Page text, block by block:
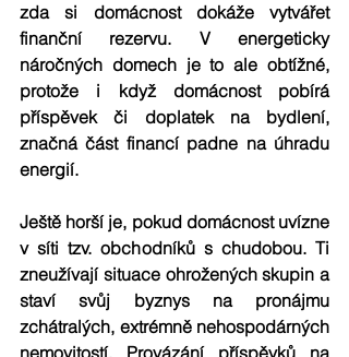
zda si domácnost dokáže vytvářet
finanční rezervu. V energeticky
náročných domech je to ale obtížné,
protože i když domácnost pobírá
příspěvek či doplatek na bydlení,
značná část financí padne na úhradu
energií.
v síti tzv. obchodníků s chudobou. Ti
zneužívají situace ohrožených skupin a
staví svůj byznys na pronájmu
zchátralých, extrémně nehospodárných
nemovitostí. Provázání příspěvků na